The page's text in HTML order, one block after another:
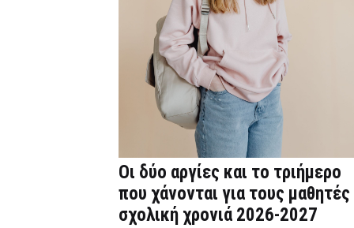
Οι δύο αργίες και το τριήμερο
που χάνονται για τους μαθητές
σχολική χρονιά 2026-2027